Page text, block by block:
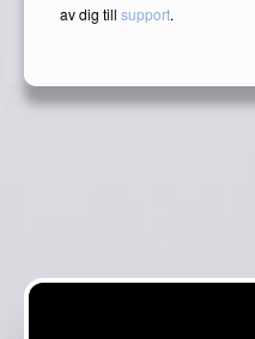
av dig till support.